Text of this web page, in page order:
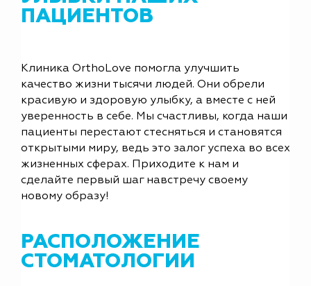
ПАЦИЕНТОВ
Клиника OrthoLove помогла улучшить
качество жизни тысячи людей. Они обрели
красивую и здоровую улыбку, а вместе с ней
уверенность в себе. Мы счастливы, когда наши
пациенты перестают стесняться и становятся
открытыми миру, ведь это залог успеха во всех
жизненных сферах. Приходите к нам и
сделайте первый шаг навстречу своему
новому образу!
РАСПОЛОЖЕНИЕ
СТОМАТОЛОГИИ